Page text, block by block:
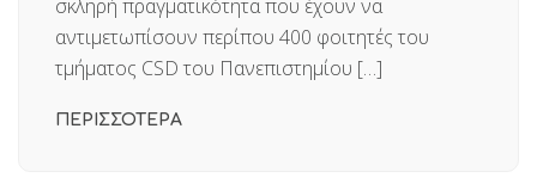
σκληρή πραγματικότητα που έχουν να
αντιμετωπίσουν περίπου 400 φοιτητές του
τμήματος CSD του Πανεπιστημίου […]
ΠΕΡΙΣΣΟΤΕΡΑ